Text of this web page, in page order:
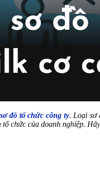
sơ đồ tổ chức công ty. Loại sơ
chức của doanh nghiệp.